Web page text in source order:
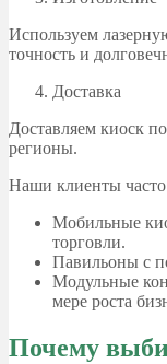
Используем
точность и
Доставка
Доставляем киоск
регионы.
Наши клиенты часто
Мобильные
торговли.
Павильоны с
Модульные
мере роста
Почему